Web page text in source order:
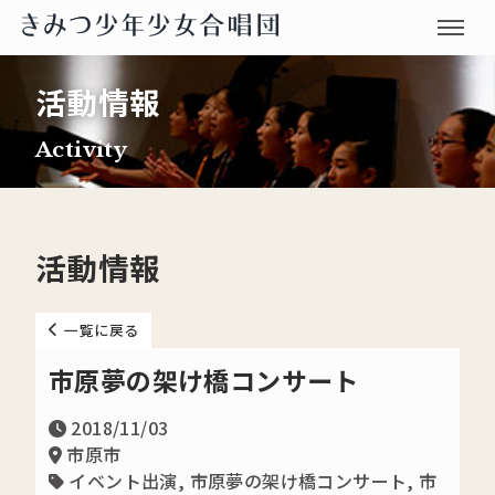
活動情報
Activity
活動情報
一覧に戻る
市原夢の架け橋コンサート
2018/11/03
市原市
イベント出演, 市原夢の架け橋コンサート, 市